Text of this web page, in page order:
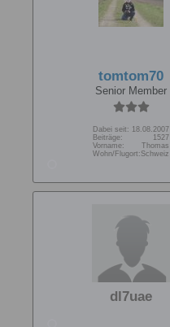
tomtom70
Senior Member
Dabei seit: 18.08.2007
Beiträge:
1527
Vorname:
Thomas
Wohn/Flugort: Schweiz
dl7uae